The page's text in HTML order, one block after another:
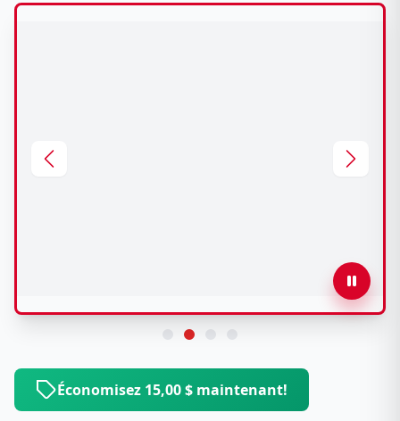
Économisez 15,00 $ maintenant!